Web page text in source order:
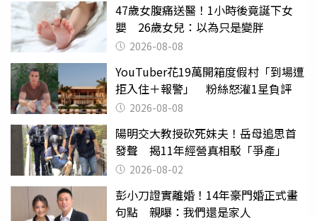
47歲女腹痛送醫！1小時後竟誕下女
嬰 26歲女兒：以為只是變胖
2026-08-08
YouTuber花19萬開箱度假村「到場遭
拒入住＋報警」 粉絲怒灌1星負評
2026-08-08
陽明交大教授砍死妹夫！岳母追思首
發聲 揭11年經營真相駁「爭產」
2026-08-02
彭小刀證實離婚！14年豪門婚正式畫
句點 親曝：我們還是家人